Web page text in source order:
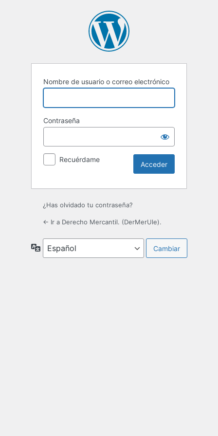
Nombre de usuario o correo electrónico
Contraseña
Recuérdame
¿Has olvidado tu contraseña?
← Ir a Derecho Mercantil. (DerMerUle).
Idioma